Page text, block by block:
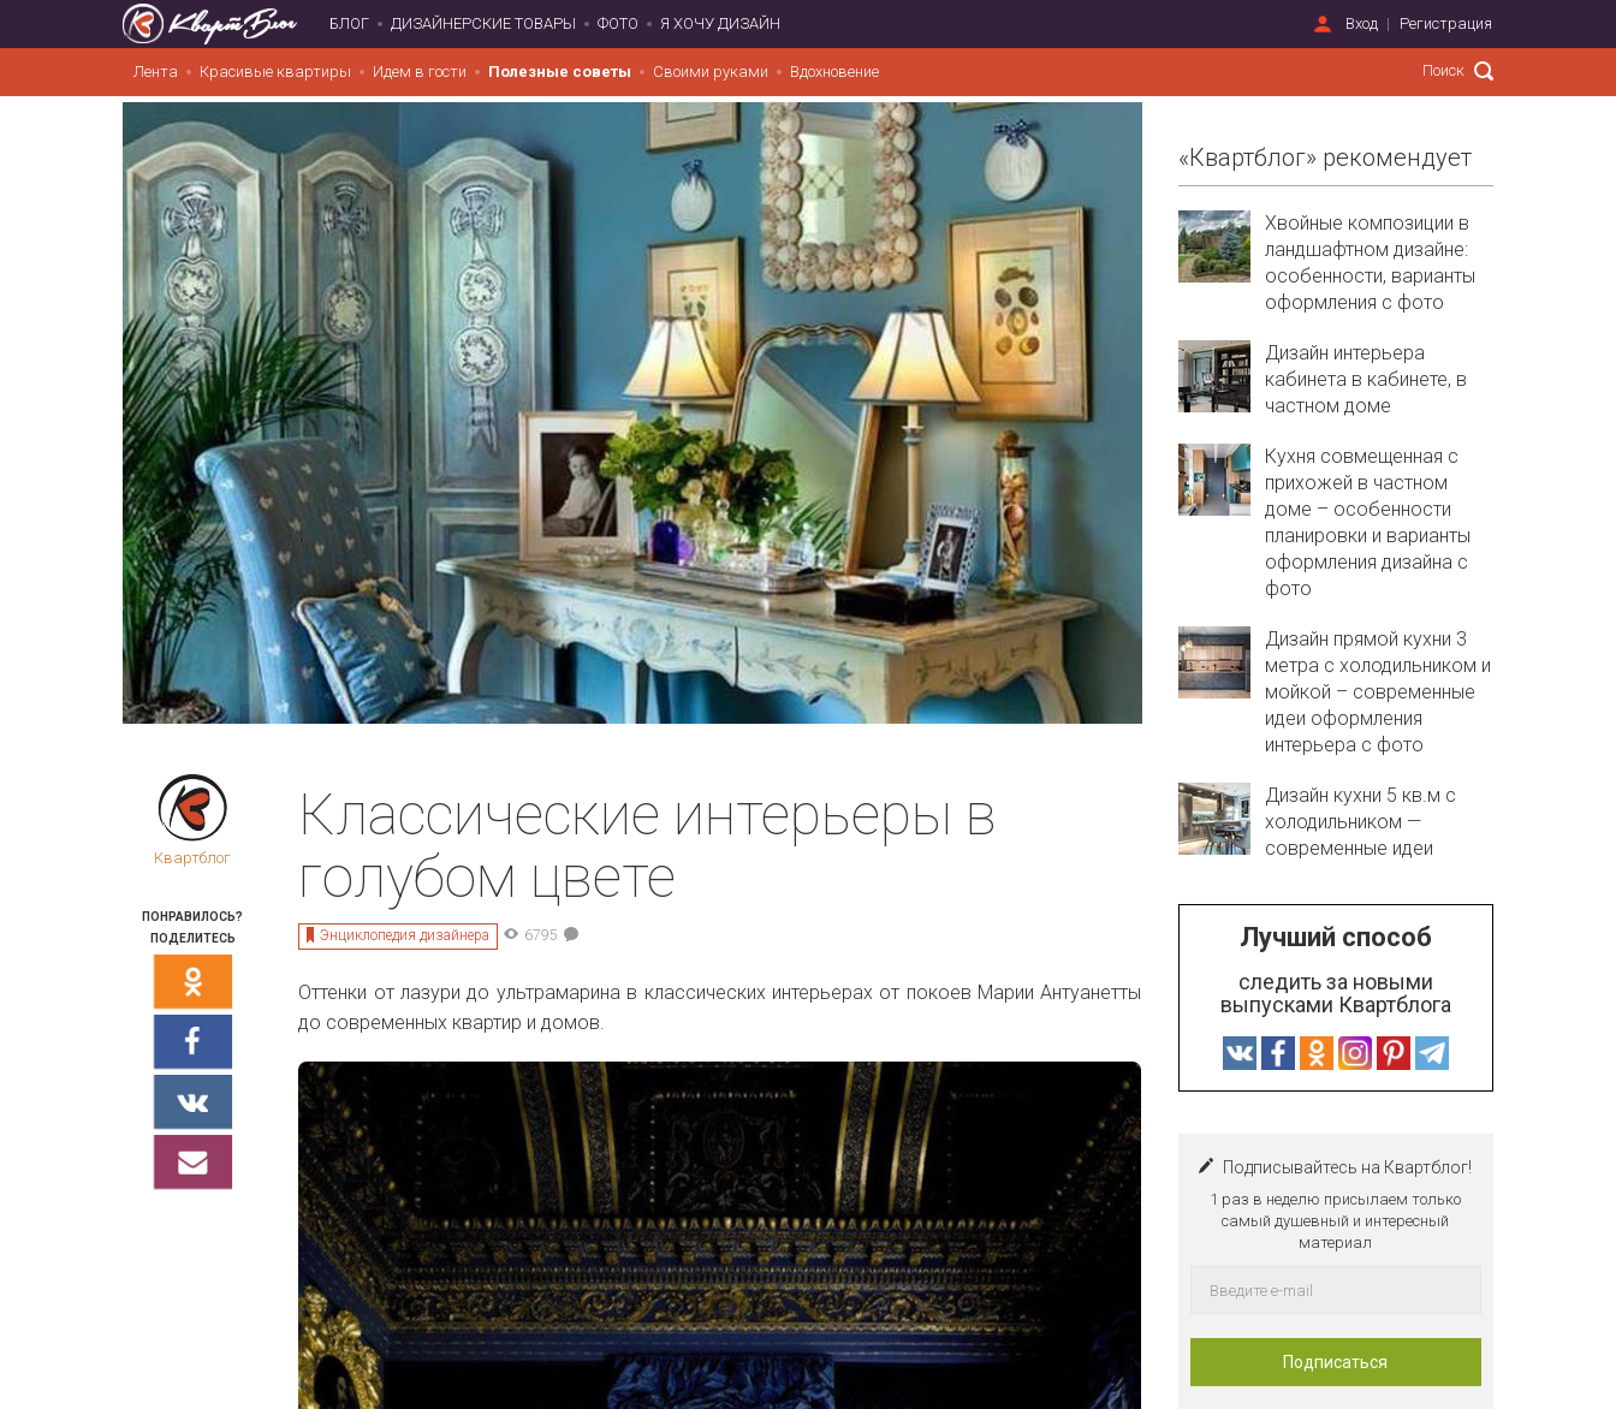
БЛОГ ДИЗАЙНЕРСКИЕ ТОВАРЫ ФОТО Я ХОЧУ ДИЗАЙН Вход Регистрация
Лента Красивые квартиры Идем в гости Полезные советы Своими руками Вдохновение
Квартблог
ПОНРАВИЛОСЬ?
ПОДЕЛИТЕСЬ
Классические интерьеры в
голубом цвете
Энциклопедия дизайнера 6795
Оттенки от лазури до ультрамарина в классических интерьерах от покоев Марии Антуанетты
до современных квартир и домов.
«Квартблог» рекомендует
Хвойные композиции в
ландшафтном дизайне:
особенности, варианты
оформления с фото
Дизайн интерьера
кабинета в кабинете, в
частном доме
Кухня совмещенная с
прихожей в частном
доме – особенности
планировки и варианты
оформления дизайна с
фото
Дизайн прямой кухни 3
метра с холодильником и
мойкой – современные
идеи оформления
интерьера с фото
Дизайн кухни 5 кв.м с
холодильником —
современные идеи
Лучший способ
следить за новыми
выпусками Квартблога
Подписывайтесь на Квартблог!
1 раз в неделю присылаем только
самый душевный и интересный
материал